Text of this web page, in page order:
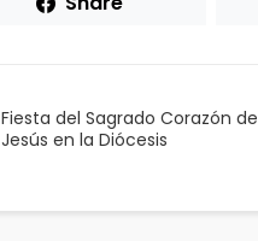
Fiesta del Sagrado Corazón de
Jesús en la Diócesis